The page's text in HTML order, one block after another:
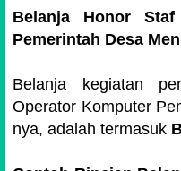
Belanja Honor
Pemerintah Desa
Belanja kegiatan
Operator Komputer
nya, adalah termasuk